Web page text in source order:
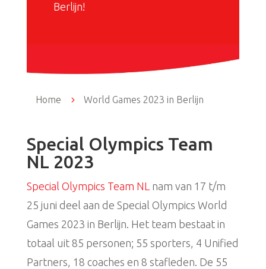
Berlijn!
Home 5 World Games 2023 in Berlijn
Special Olympics Team
NL 2023
Special Olympics Team NL nam van 17 t/m
25 juni deel aan de Special Olympics World
Games 2023 in Berlijn. Het team bestaat in
totaal uit 85 personen; 55 sporters, 4 Unified
Partners, 18 coaches en 8 stafleden. De 55